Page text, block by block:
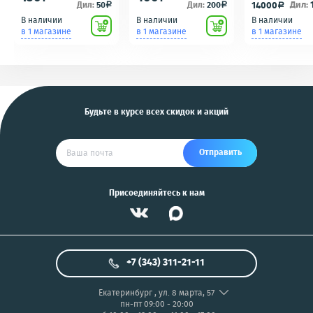
(кнопки, ключи)
Scher-Khan,
Tomahawk, Pandora,
Дил:50a
В наличии
в 1 магазине
подключению к пк
для фотоаппаратов
NIKON/SONY COOL
Дил:200a
В наличии
в 1 магазине
идеальное
14000a
Дил:
В наличии
в 1 магазине
Будьте в курсе всех скидок и акций
Отправить
Присоединяйтесь к нам
+7 (343) 311-21-11
Екатеринбург, ул. 8 марта, 57
пн-пт 09:00 - 20:00